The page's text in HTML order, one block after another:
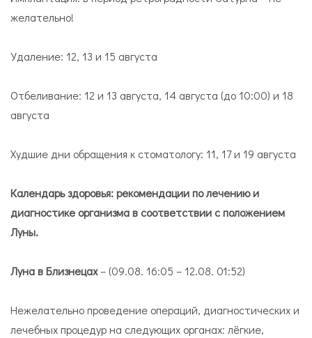
желательно!
Удаление: 12, 13 и 15 августа
Отбеливание: 12 и 13 августа, 14 августа (до 10:00) и 18
августа
Худшие дни обращения к стоматологу: 11, 17 и 19 августа
Календарь здоровья: рекомендации по лечению и
диагностике организма в соответствии с положением
Луны.
Луна в Близнецах– (09.08. 16:05 – 12.08. 01:52)
Нежелательно проведение операций, диагностических и
лечебных процедур на следующих органах: лёгкие,